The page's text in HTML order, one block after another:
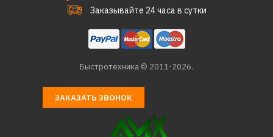
Заказывайте 24 часа в сутки
Быстротехника © 2011-2026.
ЗАКАЗАТЬ ЗВОНОК